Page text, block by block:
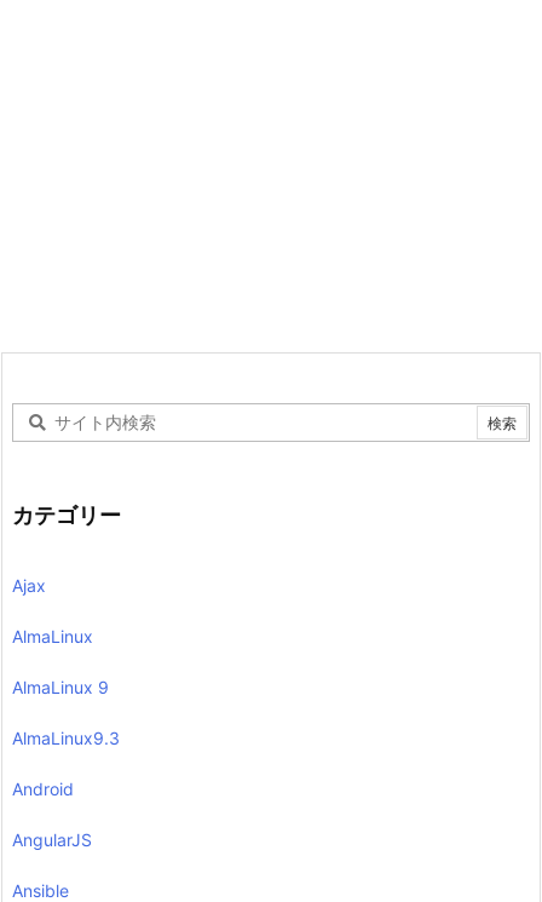
カテゴリー
Ajax
AlmaLinux
AlmaLinux 9
AlmaLinux9.3
Android
AngularJS
Ansible